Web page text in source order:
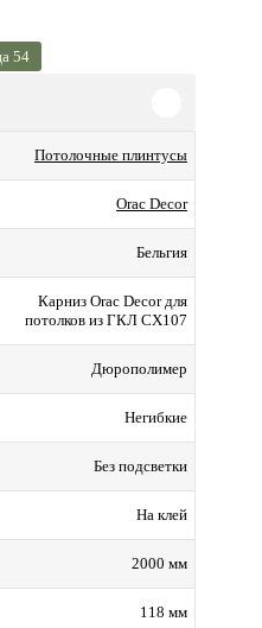
54
Потолочные плинтусы
Orac Decor
Бельгия
Карниз Orac Decor для
потолков из ГКЛ CX107
Дюрополимер
Негибкие
Без подсветки
На клей
2000 мм
118 мм